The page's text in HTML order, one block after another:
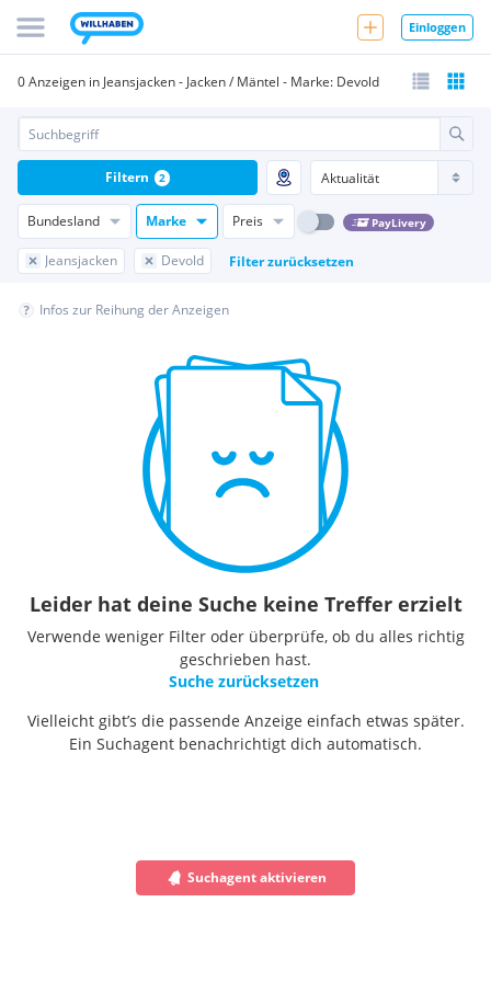
Einloggen
0 Anzeigen in Jeansjacken - Jacken / Mäntel - Marke: Devold
Bundesland Marke Preis PayLivery
Jeansjacken Devold Filter zurücksetzen
Filtern 2
Infos zur Reihung der Anzeigen
Leider hat deine Suche keine Treffer erzielt
Verwende weniger Filter oder überprüfe, ob du alles richtig
geschrieben hast.
Suche zurücksetzen
Vielleicht gibt’s die passende Anzeige einfach etwas später.
Ein Suchagent benachrichtigt dich automatisch.
Suchagent aktivieren